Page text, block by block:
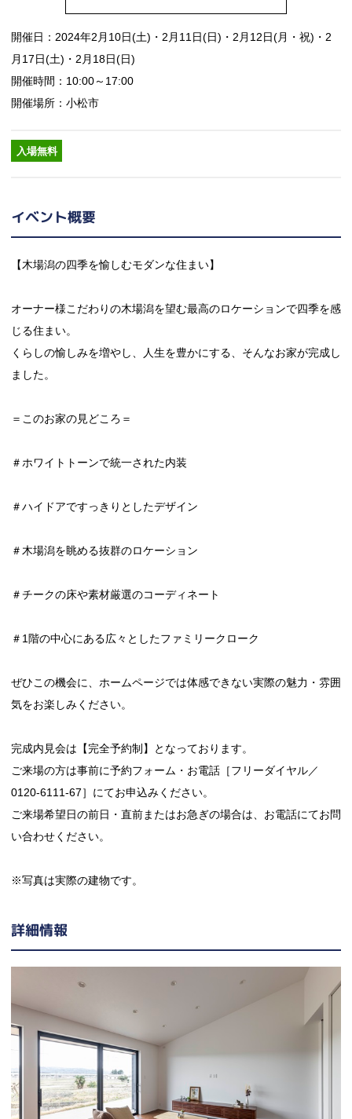
開催日：2024年2月10日(土)・2月11日(日)・2月12日(月・祝)・2
月17日(土)・2月18日(日)
開催時間：10:00～17:00
開催場所：小松市
入場無料
イベント概要
【木場潟の四季を愉しむモダンな住まい】
オーナー様こだわりの木場潟を望む最高のロケーションで四季を感
じる住まい。
くらしの愉しみを増やし、人生を豊かにする、そんなお家が完成し
ました。
＝このお家の見どころ＝
＃ホワイトトーンで統一された内装
＃ハイドアですっきりとしたデザイン
＃木場潟を眺める抜群のロケーション
＃チークの床や素材厳選のコーディネート
＃1階の中心にある広々としたファミリークローク
ぜひこの機会に、ホームページでは体感できない実際の魅力・雰囲
気をお楽しみください。
完成内見会は【完全予約制】となっております。
ご来場の方は事前に予約フォーム・お電話［フリーダイヤル／
0120-6111-67］にてお申込みください。
ご来場希望日の前日・直前またはお急ぎの場合は、お電話にてお問
い合わせください。
※写真は実際の建物です。
詳細情報